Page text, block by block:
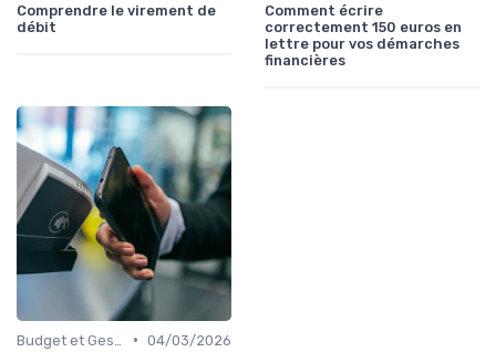
Comprendre le virement de
débit
Comment écrire
correctement 150 euros en
lettre pour vos démarches
financières
• 04/03/2026